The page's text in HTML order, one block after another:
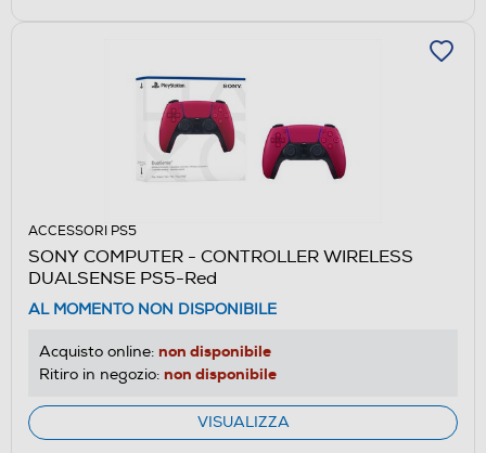
ACCESSORI PS5
SONY COMPUTER - CONTROLLER WIRELESS
DUALSENSE PS5-Red
AL MOMENTO NON DISPONIBILE
Acquisto online: non disponibile
Ritiro in negozio: non disponibile
VISUALIZZA